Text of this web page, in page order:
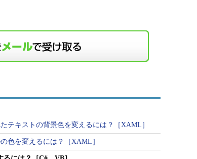
テキストの背景色を変えるには？［XAML］
色を変えるには？［XAML］